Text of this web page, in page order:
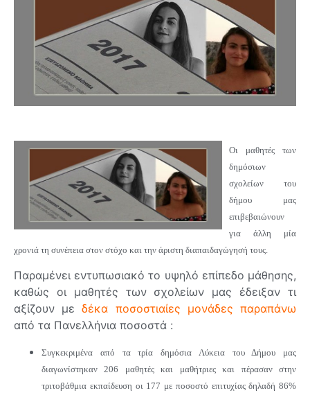
Οι μαθητές των
δημόσιων
σχολείων του
δήμου μας
επιβεβαιώνουν
για άλλη μία
χρονιά τη συνέπεια στον στόχο και την άριστη διαπαιδαγώγησή τους.
Παραμένει εντυπωσιακό το υψηλό επίπεδο μάθησης,
καθώς οι μαθητές των σχολείων μας έδειξαν τι
αξίζουν μεδέκα ποσοστιαίες μονάδες παραπάνω
από τα Πανελλήνια ποσοστά :
Συγκεκριμένα από τα τρία δημόσια Λύκεια του Δήμου μας
διαγωνίστηκαν 206 μαθητές και μαθήτριες και πέρασαν στην
τριτοβάθμια εκπαίδευση οι 177 με ποσοστό επιτυχίας δηλαδή 86%